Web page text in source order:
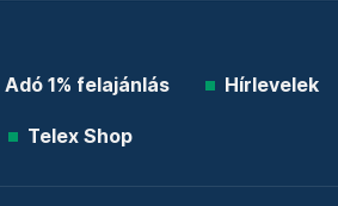
Adó 1% felajánlás Hírlevelek
Telex Shop